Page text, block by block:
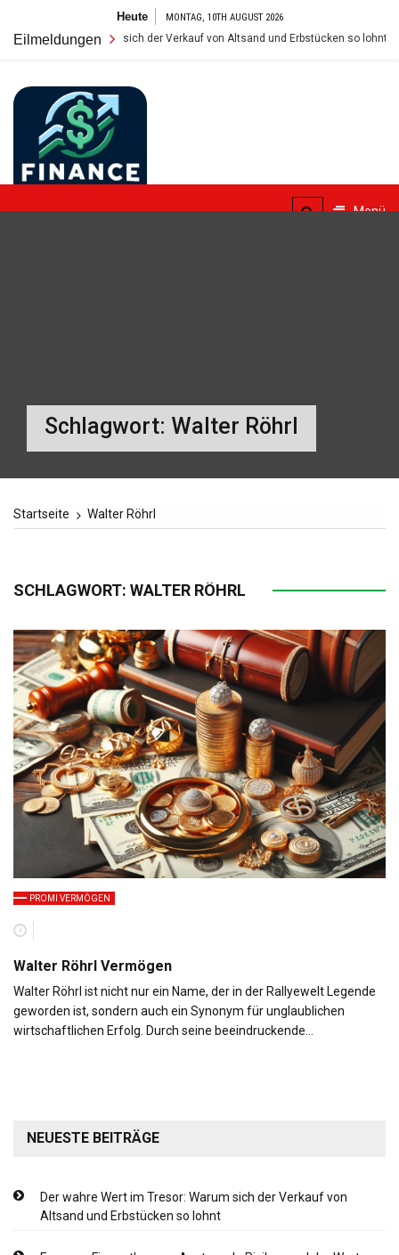
springen
Heute MONTAG, 10TH AUGUST 2026
Eilmeldungen
im Tresor: Warum sich der Verkauf von Altsand und Erbstücken so lohnt
Finanzielle Bildung für alle Menü
Schlagwort: Walter Röhrl
Startseite Walter Röhrl
SCHLAGWORT: WALTER RÖHRL
PROMI VERMÖGEN
Walter Röhrl Vermögen
Walter Röhrl ist nicht nur ein Name, der in der Rallyewelt Legende
geworden ist, sondern auch ein Synonym für unglaublichen
wirtschaftlichen Erfolg. Durch seine beeindruckende…
NEUESTE BEITRÄGE
Der wahre Wert im Tresor: Warum sich der Verkauf von
Altsand und Erbstücken so lohnt